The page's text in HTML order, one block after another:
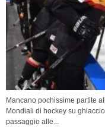
Mancano pochissime partite
Mondiali di hockey su
passaggio alle...